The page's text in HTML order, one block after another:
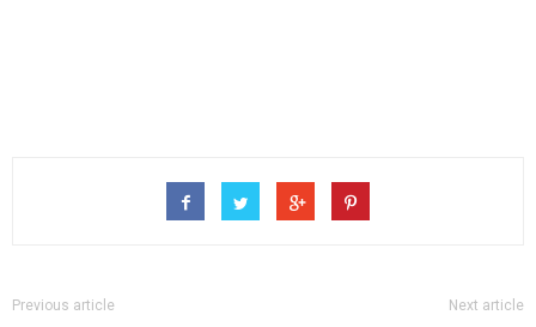
Previous article Next article